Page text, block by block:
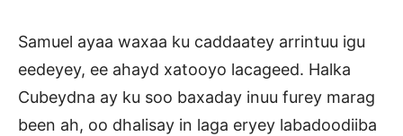
Samuel ayaa waxaa ku caddaatey arrintuu igu
eedeyey, ee ahayd xatooyo lacageed. Halka
Cubeydna ay ku soo baxaday inuu furey marag
been ah, oo dhalisay in laga eryey labadoodiiba